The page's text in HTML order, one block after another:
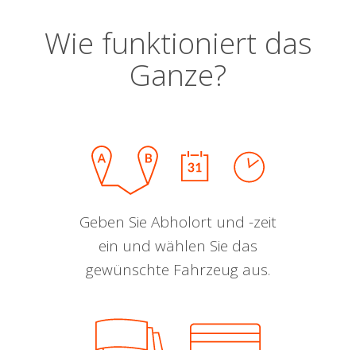
Wie funktioniert das
Ganze?
Geben Sie Abholort und -zeit
ein und wählen Sie das
gewünschte Fahrzeug aus.